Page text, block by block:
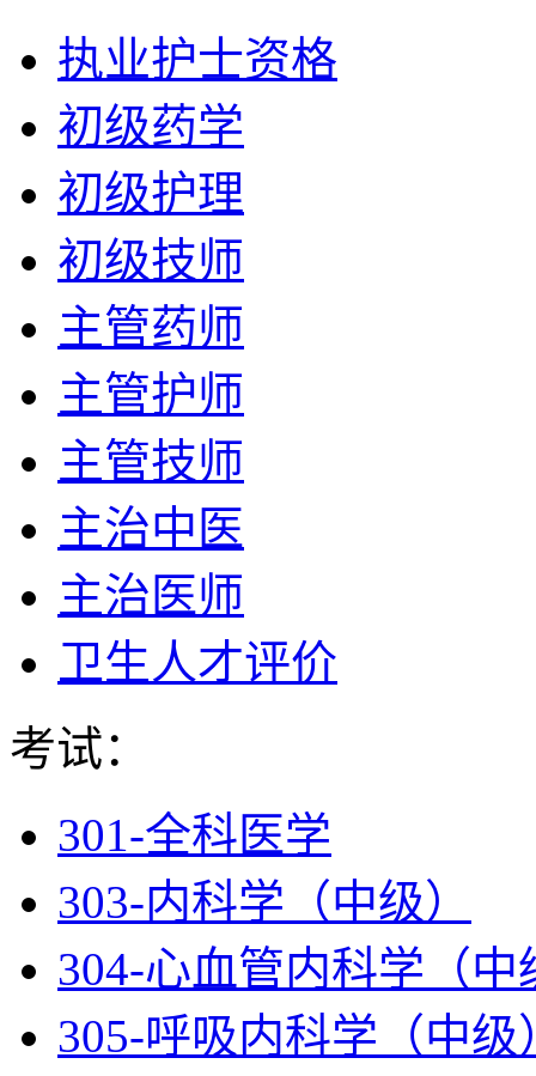
执业护士资格
初级药学
初级护理
初级技师
主管药师
主管护师
主管技师
主治中医
主治医师
卫生人才评价
考试：
301-全科医学
303-内科学（中级）
304-心血管内科学（中
305-呼吸内科学（中级